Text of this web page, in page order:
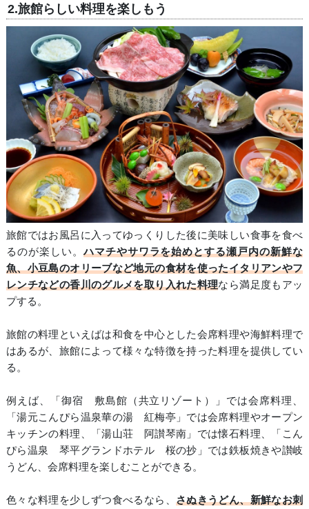
2.旅館らしい料理を楽しもう
旅館ではお風呂に入ってゆっくりした後に美味しい食事を食べ
るのが楽しい。ハマチやサワラを始めとする瀬戸内の新鮮な
魚、小豆島のオリーブなど地元の食材を使ったイタリアンやフ
レンチなどの香川のグルメを取り入れた料理なら満足度もアッ
プする。
旅館の料理といえばは和食を中心とした会席料理や海鮮料理で
はあるが、旅館によって様々な特徴を持った料理を提供してい
る。
例えば、「御宿 敷島館（共立リゾート）」では会席料理、
「湯元こんぴら温泉華の湯 紅梅亭」では会席料理やオープン
キッチンの料理、「湯山荘 阿讃琴南」では懐石料理、「こん
ぴら温泉 琴平グランドホテル 桜の抄」では鉄板焼きや讃岐
うどん、会席料理を楽しむことができる。
色々な料理を少しずつ食べるなら、 さぬきうどん、新鮮なお刺